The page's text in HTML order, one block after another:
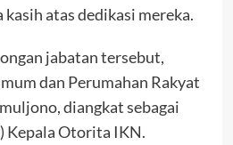
atas dedikasi mereka.
jabatan tersebut,
dan Perumahan Rakyat
diangkat sebagai
Kepala Otorita IKN.